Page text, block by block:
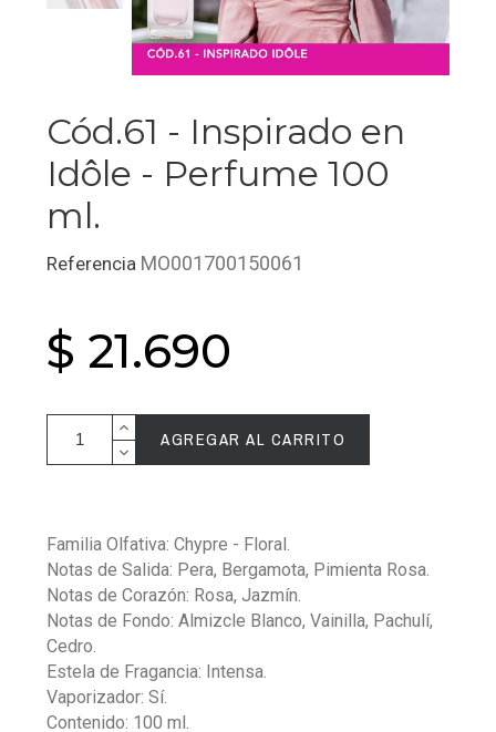
Cód.61 - Inspirado en
Idôle - Perfume 100
ml.
Referencia MO001700150061
$ 21.690
AGREGAR AL CARRITO
Familia Olfativa: Chypre - Floral.
Notas de Salida: Pera, Bergamota, Pimienta Rosa.
Notas de Corazón: Rosa, Jazmín.
Notas de Fondo: Almizcle Blanco, Vainilla, Pachulí,
Cedro.
Estela de Fragancia: Intensa.
Vaporizador: Sí.
Contenido: 100 ml.